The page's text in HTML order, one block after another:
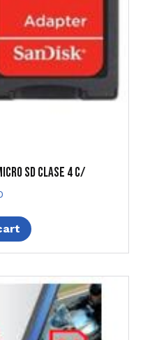
SD CLASE 4 C/